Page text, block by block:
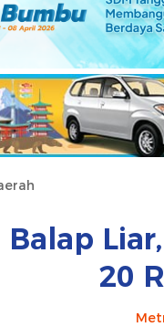
Balap
20